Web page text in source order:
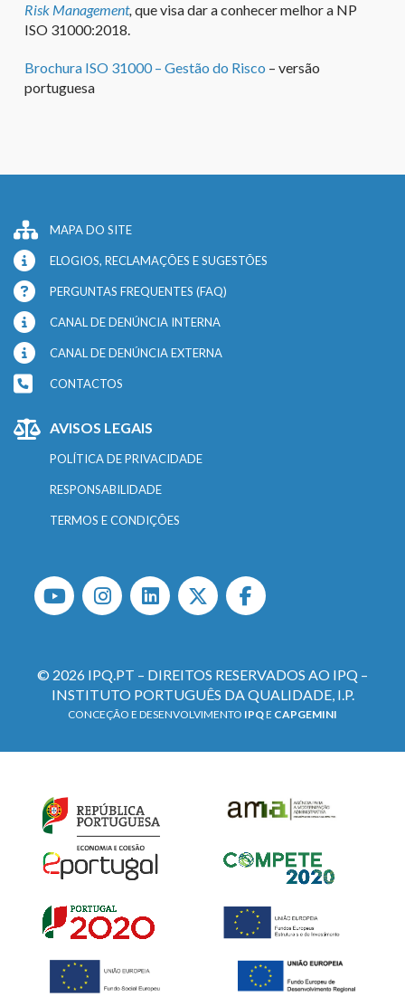
Risk Management, que visa dar a conhecer melhor a NP
ISO 31000:2018.
Brochura ISO 31000 – Gestão do Risco – versão
portuguesa
MAPA DO SITE
ELOGIOS, RECLAMAÇÕES E SUGESTÕES
PERGUNTAS FREQUENTES (FAQ)
CANAL DE DENÚNCIA INTERNA
CANAL DE DENÚNCIA EXTERNA
CONTACTOS
AVISOS LEGAIS
POLÍTICA DE PRIVACIDADE
RESPONSABILIDADE
TERMOS E CONDIÇÕES
© 2026 IPQ.PT – DIREITOS RESERVADOS AO IPQ –
INSTITUTO PORTUGUÊS DA QUALIDADE, I.P.
CONCEÇÃO E DESENVOLVIMENTO IPQE CAPGEMINI